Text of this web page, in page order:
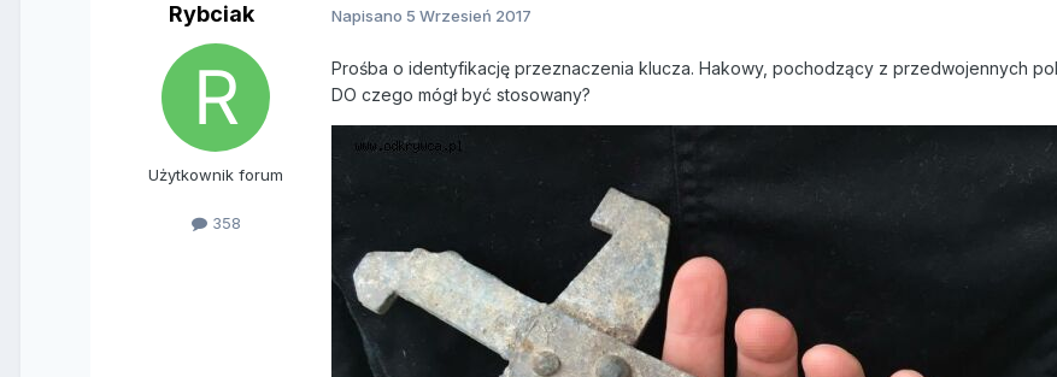
Rybciak
Użytkownik forum
358
Napisano 5 Wrzesień 2017
Prośba o identyfikację przeznaczenia klucza. Hakowy, pochodzący z przedwojennych
DO czego mógł być stosowany?